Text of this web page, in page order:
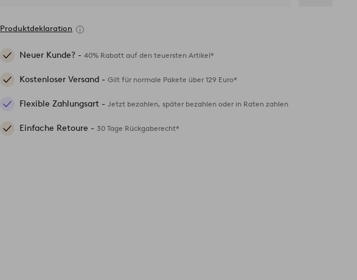
Produktdeklaration
Neuer Kunde? -40% Rabatt auf den teuersten Artikel*
Kostenloser Versand -Gilt für normale Pakete über 129 Euro*
Flexible Zahlungsart -Jetzt bezahlen, später bezahlen oder in Raten zahlen
Einfache Retoure -30 Tage Rückgaberecht*